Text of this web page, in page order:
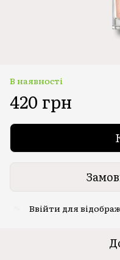
В наявності
420 грн
Ввійти для